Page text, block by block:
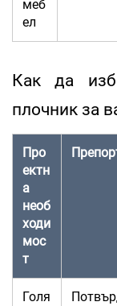
меб
ел
Как да
плочник за
Про
ектн
а
необ
ходи
мос
т
Голя